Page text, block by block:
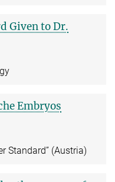
Given to Dr.
Embryos
Standard” (Austria)